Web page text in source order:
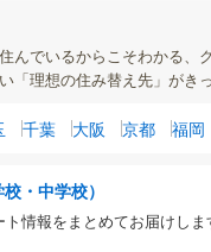
でいるからこそわかる、
理想の住み替え先」がき
千葉 大阪 京都 福岡
・中学校）
情報をまとめてお届けしま